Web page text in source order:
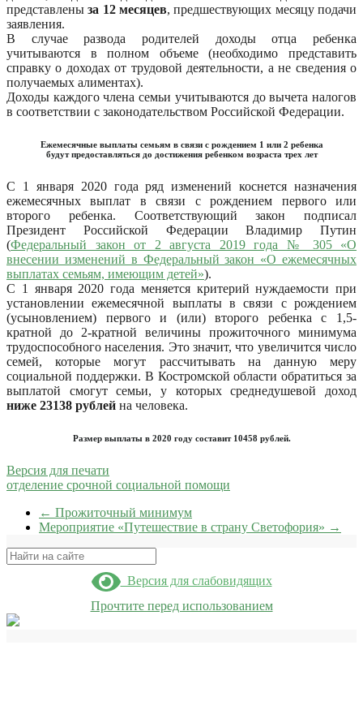
представленыза 12 месяцев, предшествующих месяцу подачи
заявления.
В случае развода родителей доходы отца ребенка
учитываются в полном объеме (необходимо представить
справку о доходах от трудовой деятельности, а не сведения о
получаемых алиментах).
Доходы каждого члена семьи учитываются до вычета налогов
в соответствии с законодательством Российской Федерации.
Ежемесячные выплаты семьям в связи с рождением 1 или 2 ребенка
будут предоставляться до достижения ребенком возраста трех лет
С 1 января 2020 года ряд изменений коснется назначения
ежемесячных выплат в связи с рождением первого или
второго ребенка. Соответствующий закон подписал
Президент Российской Федерации Владимир Путин
(Федеральный закон от 2 августа 2019 года № 305 «О
внесении изменений в Федеральный закон «О ежемесячных
выплатах семьям, имеющим детей»).
С 1 января 2020 года меняется критерий нуждаемости при
установлении ежемесячной выплаты в связи с рождением
(усыновлением) первого и (или) второго ребенка с 1,5-
кратной до 2-кратной величины прожиточного минимума
трудоспособного населения. Это значит, что увеличится число
семей, которые могут рассчитывать на данную меру
социальной поддержки. В Костромской области обратиться за
выплатой смогут семьи, у которых среднедушевой доход
ниже 23138 рублей на человека.
Размер выплаты в 2020 году составит 10458 рублей.
Версия для печати
отделение срочной социальной помощи
← Прожиточный минимум
Мероприятие «Путешествие в страну Светофория» →
Поиск
Версия для слабовидящих
Прочтите перед использованием